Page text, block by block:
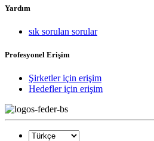
Yardım
sık sorulan sorular
Profesyonel Erişim
Şirketler için erişim
Hedefler için erişim